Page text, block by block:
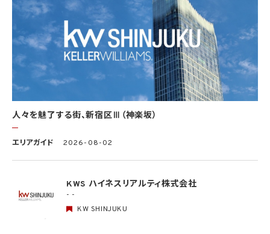
基本方針の策定
個人データの適正な取扱いの確保のため、「関係法令・ガイドライン等の遵守」、「質問及
び苦情処理の窓口」等についての基本方針として、本プライバシーポリシーを策定
個人データの取扱いに係る規律の整備
取得、利用、保存、提供、削除・廃棄等の段階ごとに、取扱方法、責任者・担当者及びその
任務等について個人データの取扱規程を策定
組織的安全管理措置
1）個人データの取扱いに関する責任者を設置するとともに、個人データを取り扱う従業
者及び当該従業者が取り扱う個人データの範囲を明確化し、法や取扱規程に違反してい
部の者による監査を実施
1）個人データの取扱いに関する留意事項について、従業者に定期的な研修を実施
2）個人データについての秘密保持に関する事項を就業規則に記載
物理的安全管理措置
1）個人データを取り扱う区域において、従業者の入退室管理及び持ち込む機器等の制限
人々を魅了する街、新宿区Ⅲ（神楽坂）
エリアガイド 2026-08-02
KWS ハイネスリアルティ株式会社
- -
KW SHINJUKU